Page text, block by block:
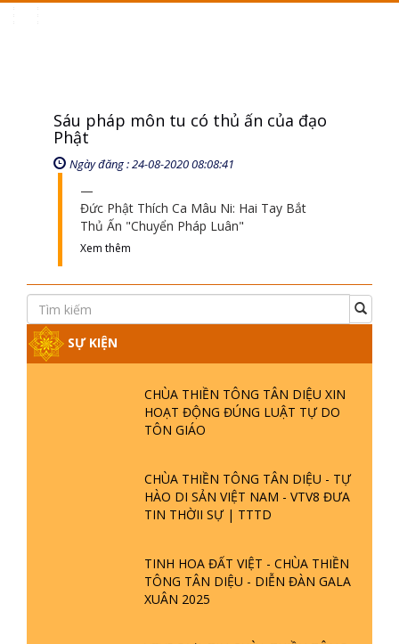
Sáu pháp môn tu có thủ ấn của đạo
Phật
Ngày đăng : 24-08-2020 08:08:41
Đức Phật Thích Ca Mâu Ni: Hai Tay Bắt
Thủ Ấn "Chuyển Pháp Luân"
Xem thêm
SỰ KIỆN
CHÙA THIỀN TÔNG TÂN DIỆU XIN
HOẠT ĐỘNG ĐÚNG LUẬT TỰ DO
TÔN GIÁO
CHÙA THIỀN TÔNG TÂN DIỆU - TỰ
HÀO DI SẢN VIỆT NAM - VTV8 ĐƯA
TIN THỜII SỰ | TTTD
TINH HOA ĐẤT VIỆT - CHÙA THIỀN
TÔNG TÂN DIỆU - DIỄN ĐÀN GALA
XUÂN 2025